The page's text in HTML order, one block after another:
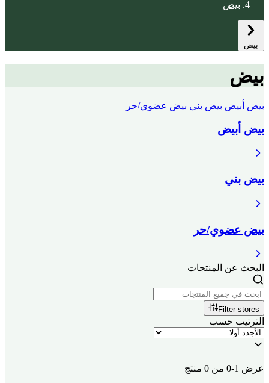
بيض
بيض
بيض
بيض أبيض بيض بني بيض عضوي/حر
بيض أبيض
بيض بني
بيض عضوي/حر
البحث عن المنتجات
Filter stores
الترتيب حسب
عرض 1-0 من 0 منتج